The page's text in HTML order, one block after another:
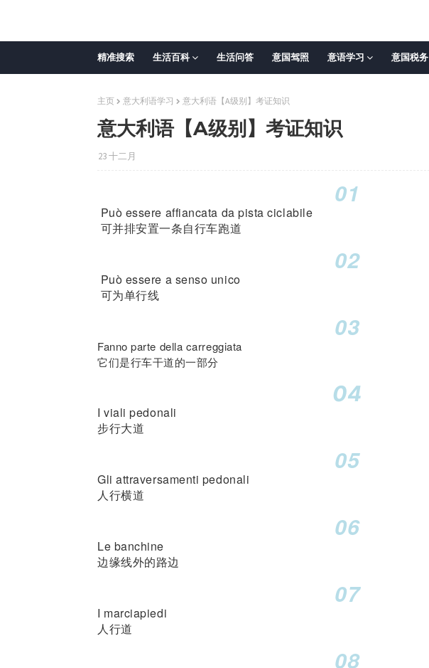
精准搜索 生活百科 生活问答 意国驾照 意语学习 意国税务
主页 意大利语学习 意大利语【A级别】考证知识
意大利语【A级别】考证知识
23 十二月
01
Può essere affiancata da pista ciclabile
可并排安置一条自行车跑道
02
Può essere a senso unico
可为单行线
03
Fanno parte della carreggiata
它们是行车干道的一部分
04
I viali pedonali
步行大道
05
Gli attraversamenti pedonali
人行横道
06
Le banchine
边缘线外的路边
07
I marciapiedi
人行道
08